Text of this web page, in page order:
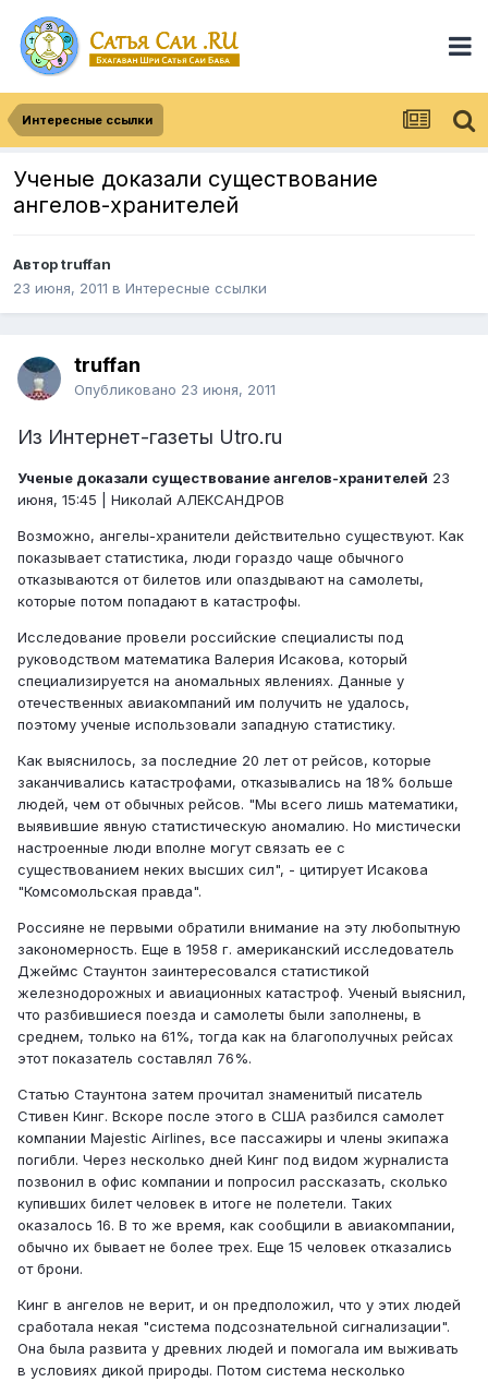
Интересные ссылки
Ученые доказали существование
ангелов-хранителей
Авторtruffan
23 июня, 2011 в Интересные ссылки
truffan
Опубликовано 23 июня, 2011
Из Интернет-газеты Utro.ru
Ученые доказали существование ангелов-хранителей 23
июня, 15:45 | Николай АЛЕКСАНДРОВ
Возможно, ангелы-хранители действительно существуют. Как
показывает статистика, люди гораздо чаще обычного
отказываются от билетов или опаздывают на самолеты,
которые потом попадают в катастрофы.
Исследование провели российские специалисты под
руководством математика Валерия Исакова, который
специализируется на аномальных явлениях. Данные у
отечественных авиакомпаний им получить не удалось,
поэтому ученые использовали западную статистику.
Как выяснилось, за последние 20 лет от рейсов, которые
заканчивались катастрофами, отказывались на 18% больше
людей, чем от обычных рейсов. "Мы всего лишь математики,
выявившие явную статистическую аномалию. Но мистически
настроенные люди вполне могут связать ее с
существованием неких высших сил", - цитирует Исакова
"Комсомольская правда".
Россияне не первыми обратили внимание на эту любопытную
закономерность. Еще в 1958 г. американский исследователь
Джеймс Стаунтон заинтересовался статистикой
железнодорожных и авиационных катастроф. Ученый выяснил,
что разбившиеся поезда и самолеты были заполнены, в
среднем, только на 61%, тогда как на благополучных рейсах
этот показатель составлял 76%.
Статью Стаунтона затем прочитал знаменитый писатель
Стивен Кинг. Вскоре после этого в США разбился самолет
компании Majestic Airlines, все пассажиры и члены экипажа
погибли. Через несколько дней Кинг под видом журналиста
позвонил в офис компании и попросил рассказать, сколько
купивших билет человек в итоге не полетели. Таких
оказалось 16. В то же время, как сообщили в авиакомпании,
обычно их бывает не более трех. Еще 15 человек отказались
от брони.
Кинг в ангелов не верит, и он предположил, что у этих людей
сработала некая "система подсознательной сигнализации".
Она была развита у древних людей и помогала им выживать
в условиях дикой природы. Потом система несколько